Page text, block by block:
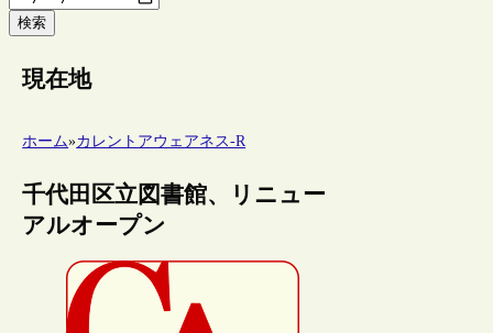
検索
現在地
ホーム»カレントアウェアネス-R
千代田区立図書館、リニュー
アルオープン